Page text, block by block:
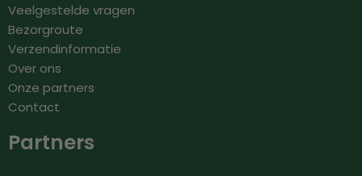
Veelgestelde vragen
Bezorgroute
Verzendinformatie
Over ons
Onze partners
Contact
Partners